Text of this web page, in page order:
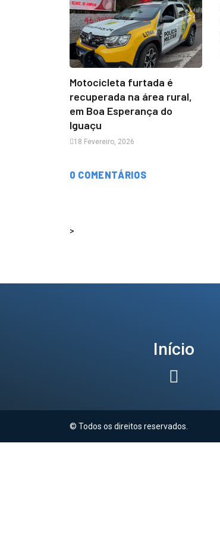
Motocicleta furtada é
recuperada na área rural,
em Boa Esperança do
Iguaçu
18 Fevereiro, 2026
0 COMENTÁRIOS
>
Início
© Todos os direitos reservados.